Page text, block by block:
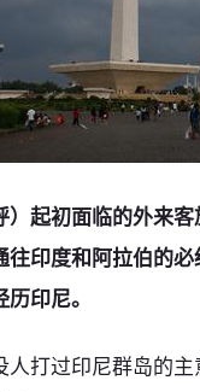
）起初面临的外来
印度和阿拉伯的
印尼。
人打过印尼群岛的